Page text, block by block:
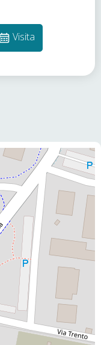
Visita